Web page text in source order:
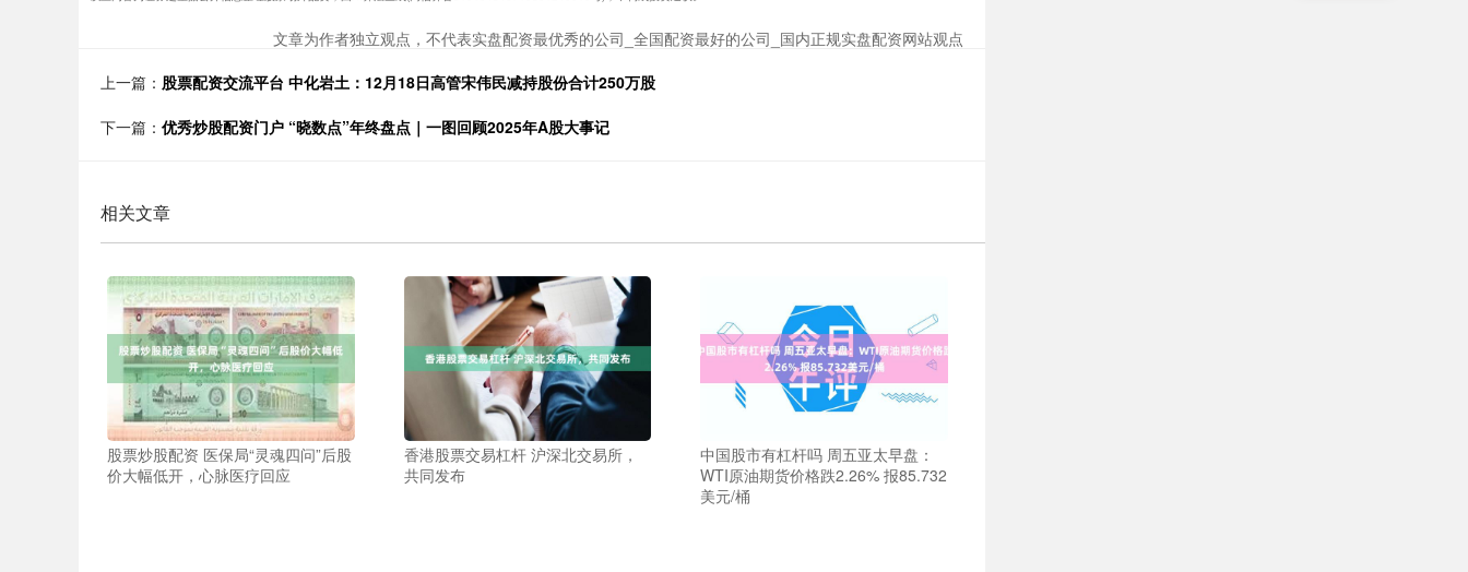
文章为作者独立观点，不代表实盘配资最优秀的公司_全国配资最好的公司_国内正规实盘配资网站观点
上一篇： 股票配资交流平台 中化岩土：12月18日高管宋伟民减持股份合计250万股
下一篇： 优秀炒股配资门户 “晓数点”年终盘点｜一图回顾2025年A股大事记
相关文章
股票炒股配资 医保局“灵魂四问”后股
价大幅低开，心脉医疗回应
香港股票交易杠杆 沪深北交易所，
共同发布
中国股市有杠杆吗 周五亚太早盘：
WTI原油期货价格跌2.26% 报85.732
美元/桶